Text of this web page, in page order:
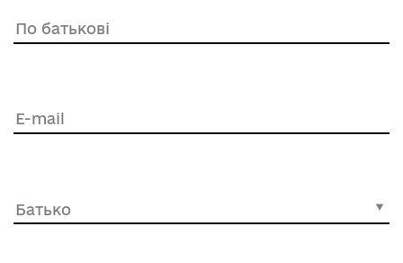
По батькові
E-mail